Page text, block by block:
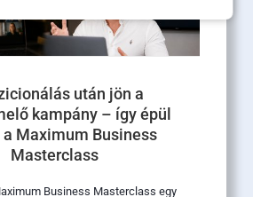
után jön a
kampány – így épül
Maximum Business
Masterclass
Business Masterclass egy